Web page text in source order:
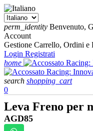
perm_identity Benvenuto,
Account
Gestione Carrello, Ordini e
Login Registrati
home
search shopping_cart
0
Leva Freno per
AGD85